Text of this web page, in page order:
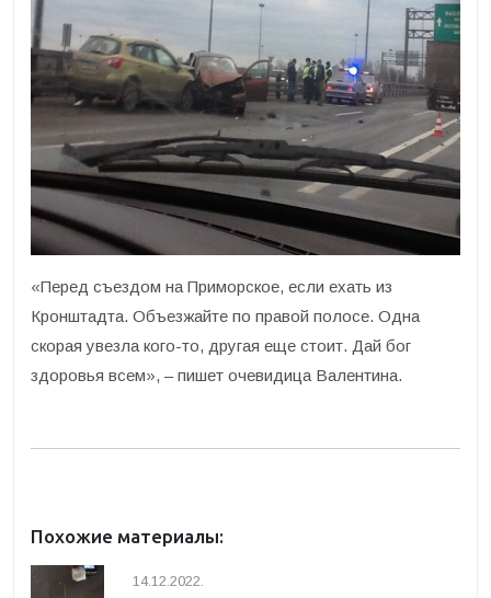
«Перед съездом на Приморское, если ехать из
Кронштадта. Объезжайте по правой полосе. Одна
скорая увезла кого-то, другая еще стоит. Дай бог
здоровья всем», – пишет очевидица Валентина.
Похожие материалы:
14.12.2022.